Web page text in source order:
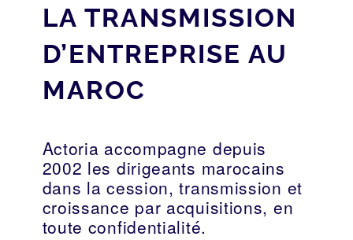
LA TRANSMISSION
D’ENTREPRISE AU
MAROC
Actoria accompagne depuis
2002 les dirigeants marocains
dans la cession, transmission et
croissance par acquisitions, en
toute confidentialité.